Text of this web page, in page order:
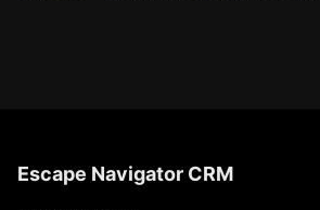
Escape Navigator CRM